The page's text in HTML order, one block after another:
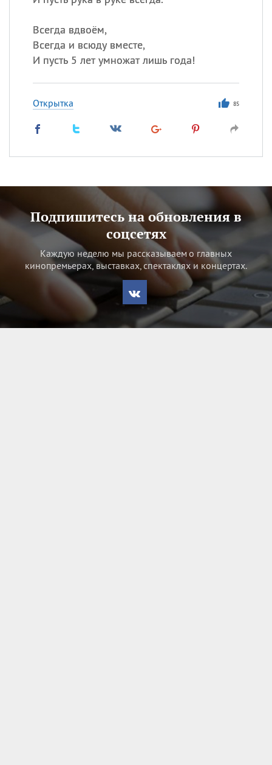
Всегда вдвоём,
Всегда и всюду вместе,
И пусть 5 лет умножат лишь года!
Открытка 85
Подпишитесь на обновления в
соцсетях
Каждую неделю мы рассказываем о главных
кинопремьерах, выставках, спектаклях и концертах.